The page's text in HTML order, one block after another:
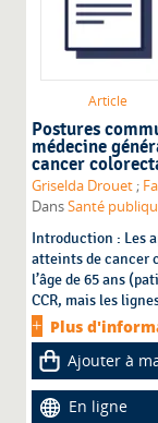
Article
Postures
médecine
cancer
Griselda Drouet ;
DansSanté
Introduction : Les
atteints de cancer
l’âge de 65 ans
CCR, mais les
Plus
Ajouter à
En ligne